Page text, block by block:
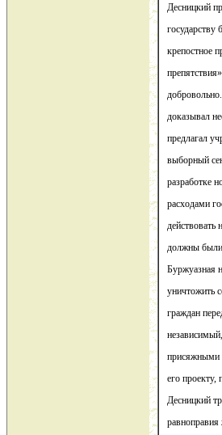
Десницкий
крепостное
доказывал
предлагал
выборный
разработке
расходами
действовать
должны были
Буржуазная
уничтожить
граждан
присяжными
его проекту,
Десницкий